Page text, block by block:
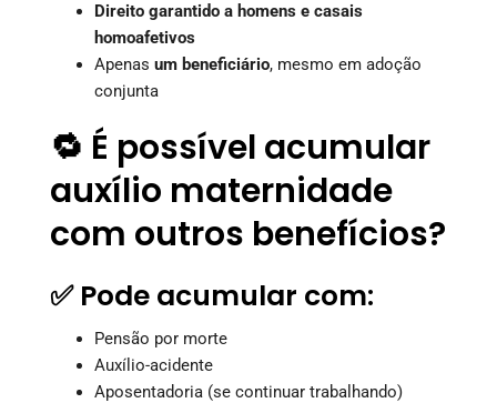
Direito garantido a homens e casais
homoafetivos
Apenas um beneficiário, mesmo em adoção
conjunta
🔁 É possível acumular
auxílio maternidade
com outros benefícios?
✅ Pode acumular com:
Pensão por morte
Auxílio-acidente
Aposentadoria (se continuar trabalhando)